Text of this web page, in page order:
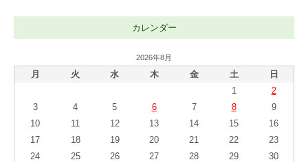
カレンダー
2026年8月
月 火 水 木 金 土 日
1
2
3
4 5 6 7 8
9
10
11 12 13 14 15
16
17
18 19 20 21 22
23
24
25 26 27 28 29
30